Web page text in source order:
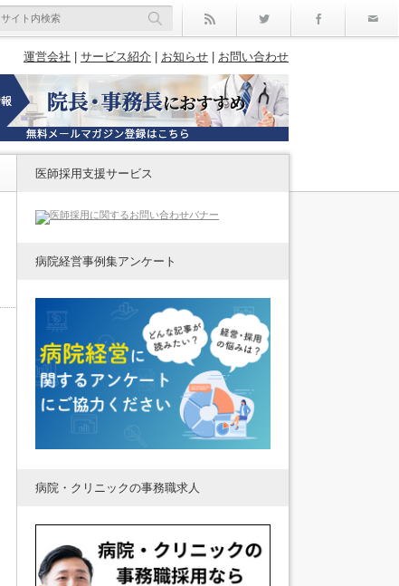
運営会社 サービス紹介 お知らせ お問い合わせ
医師採用支援サービス
病院経営事例集アンケート
病院・クリニックの事務職求人